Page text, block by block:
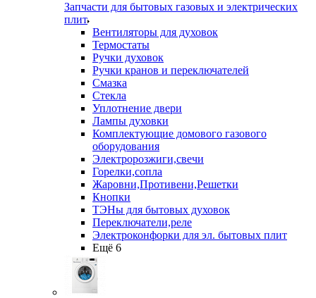
Запчасти для бытовых газовых и электрических
плит
Вентиляторы для духовок
Термостаты
Ручки духовок
Ручки кранов и переключателей
Смазка
Стекла
Уплотнение двери
Лампы духовки
Комплектующие домового газового
оборудования
Электророзжиги,свечи
Горелки,сопла
Жаровни,Противени,Решетки
Кнопки
ТЭНы для бытовых духовок
Переключатели,реле
Электроконфорки для эл. бытовых плит
Ещё 6